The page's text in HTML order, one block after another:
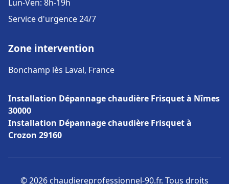
Lun-Ven: 8h-19h
Service d'urgence 24/7
Zone intervention
Bonchamp lès Laval, France
Installation Dépannage chaudière Frisquet à Nîmes
30000
Installation Dépannage chaudière Frisquet à
Crozon 29160
© 2026 chaudiereprofessionnel-90.fr. Tous droits